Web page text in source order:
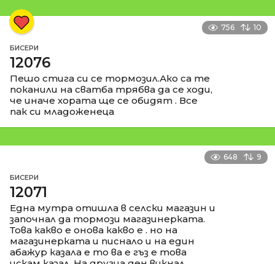
756 10
БИСЕРИ
12076
Пешо стига си се тормозил.Ако са те
поканили на сватба трябва да се ходи,
че иначе хората ще се обидят . Все
пак си младоженеца
648 9
БИСЕРИ
12071
Една мутра отишла в селски магазин и
започнал да тормози магазинерката.
Това какво е онова какво е . но на
магазинерката и писнало и на един
абажур казала е то ва е гъз е това